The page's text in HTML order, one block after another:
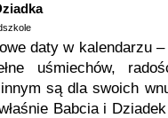
daty w kalendarzu
uśmiechów,
są dla swoich
Babcia i